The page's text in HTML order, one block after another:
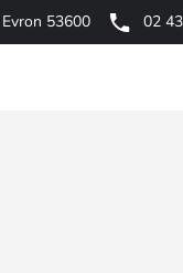
53600 02